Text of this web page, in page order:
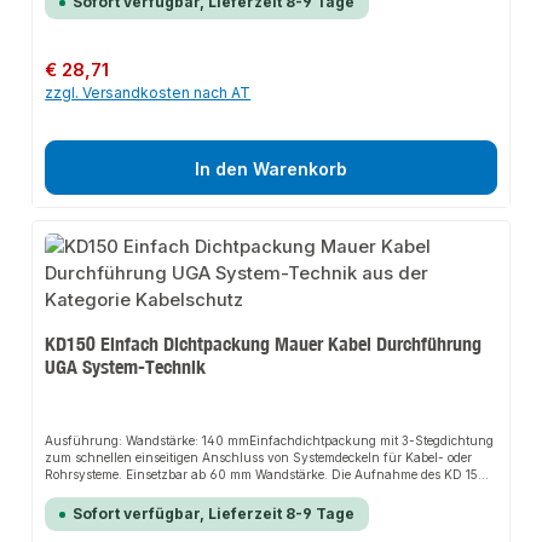
NagetierschutzHandhabungDer Systemdeckel wird mithilfe des Gelenk-
Regulärer Preis:
€ 28,71
zzgl. Versandkosten nach AT
In den Warenkorb
KD150 Einfach Dichtpackung Mauer Kabel Durchführung
UGA System-Technik
Ausführung: Wandstärke: 140 mmEinfachdichtpackung mit 3-Stegdichtung
zum schnellen einseitigen Anschluss von Systemdeckeln für Kabel- oder
Rohrsysteme. Einsetzbar ab 60 mm Wandstärke. Die Aufnahme des KD 150-
Kabelschutzrohren an die Dichtpackung. Im Handumdrehen ist eine
zuverlässige Abdichtung hergestellt. Einfacher lassen sich Kabel nicht
Sofort verfügbar, Lieferzeit 8-9 Tage